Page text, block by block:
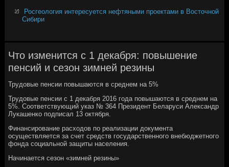
Росгеология интересуется нефтяными проектами в Восточной
Сибири
Что изменится с 1 декабря: повышение
пенсий и сезон зимней резины
Трудовые пенсии повышаются в среднем на 5%
Трудовые пенсии с 1 декабря 2016 года повышаются в среднем на
5%. Соответствующий указ № 364 Президент Беларуси Александр
Лукашенко подписал 13 октября.
Финансирование расходов по реализации документа
осуществляется за счет средств государственного внебюджетного
фонда социальной защиты населения.
Начинается сезон «зимней резины»